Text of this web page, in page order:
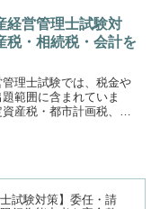
にしていきます。
経営管理士試験対
税・相続税・会計を
理士試験では、税金や
範囲に含まれていま
産税・都市計画税、相
試験対策】委任・請